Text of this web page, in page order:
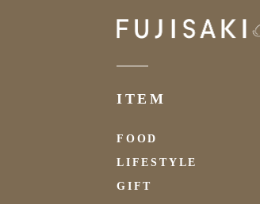
ITEM
FOOD
LIFESTYLE
GIFT